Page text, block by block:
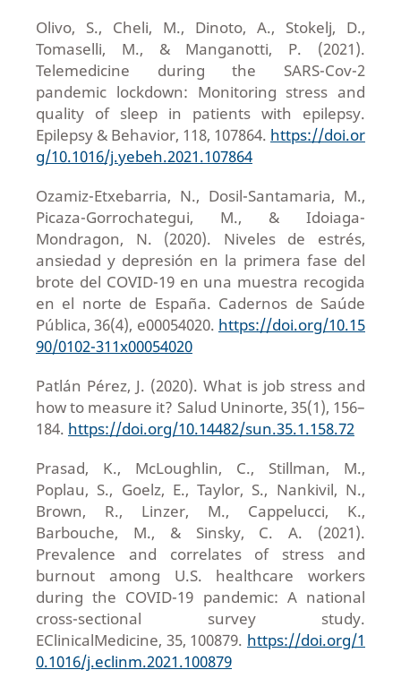
Olivo, S., Cheli, M., Dinoto, A., Stokelj, D.,
Tomaselli, M., & Manganotti, P. (2021).
Telemedicine during the SARS-Cov-2
pandemic lockdown: Monitoring stress and
quality of sleep in patients with epilepsy.
Epilepsy & Behavior, 118, 107864. https://doi.or
g/10.1016/j.yebeh.2021.107864
Ozamiz-Etxebarria, N., Dosil-Santamaria, M.,
Picaza-Gorrochategui, M., & Idoiaga-
Mondragon, N. (2020). Niveles de estrés,
ansiedad y depresión en la primera fase del
brote del COVID-19 en una muestra recogida
en el norte de España. Cadernos de Saúde
Pública, 36(4), e00054020. https://doi.org/10.15
90/0102-311x00054020
Patlán Pérez, J. (2020). What is job stress and
how to measure it? Salud Uninorte, 35(1), 156–
184. https://doi.org/10.14482/sun.35.1.158.72
Prasad, K., McLoughlin, C., Stillman, M.,
Poplau, S., Goelz, E., Taylor, S., Nankivil, N.,
Brown, R., Linzer, M., Cappelucci, K.,
Barbouche, M., & Sinsky, C. A. (2021).
Prevalence and correlates of stress and
burnout among U.S. healthcare workers
during the COVID-19 pandemic: A national
cross-sectional survey study.
EClinicalMedicine, 35, 100879. https://doi.org/1
0.1016/j.eclinm.2021.100879